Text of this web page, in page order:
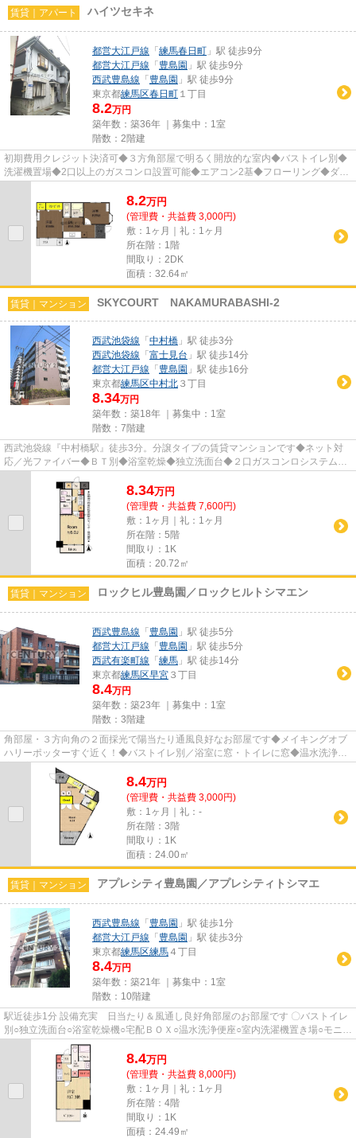
賃貸｜アパート ハイツセキネ
都営大江戸線 「 練馬春日町 」駅 徒歩9分
都営大江戸線 「 豊島園 」駅 徒歩9分
西武豊島線 「 豊島園 」駅 徒歩9分
東京都練馬区春日町 １丁目
8.2万円
築年数：築36年 ｜募集中： 1室
階数：2階建
初期費用クレジット決済可◆３方角部屋で明るく開放的な室内◆バストイレ別◆
洗濯機置場◆2口以上のガスコンロ設置可能◆エアコン2基◆フローリング◆ダブ
8.2万円
(管理費・共益費 3,000円)
敷：1ヶ月｜礼：1ヶ月
所在階：1階
間取り：2DK
面積：32.64㎡
賃貸｜マンション SKYCOURT NAKAMURABASHI-2
西武池袋線 「 中村橋 」駅 徒歩3分
西武池袋線 「 富士見台 」駅 徒歩14分
都営大江戸線 「 豊島園 」駅 徒歩16分
東京都練馬区中村北 ３丁目
8.34万円
築年数：築18年 ｜募集中： 1室
階数：7階建
西武池袋線『中村橋駅』徒歩3分。分譲タイプの賃貸マンションです◆ネット対
応／光ファイバー◆ＢＴ別◆浴室乾燥◆独立洗面台◆２口ガスコンロシステムキ
ッチン◆室内洗濯機置場◆オートロッ...
8.34万円
(管理費・共益費 7,600円)
敷：1ヶ月｜礼：1ヶ月
所在階：5階
間取り：1K
面積：20.72㎡
賃貸｜マンション ロックヒル豊島園／ロックヒルトシマエン
西武豊島線 「 豊島園 」駅 徒歩5分
都営大江戸線 「 豊島園 」駅 徒歩5分
西武有楽町線 「 練馬 」駅 徒歩14分
東京都練馬区早宮 ３丁目
8.4万円
築年数：築23年 ｜募集中： 1室
階数：3階建
角部屋・３方向角の２面採光で陽当たり通風良好なお部屋です◆メイキングオブ
ハリーポッターすぐ近く！◆バストイレ別／浴室に窓・トイレに窓◆温水洗浄便
座◆室内洗濯機置場◆ガスコンロ◆...
8.4万円
(管理費・共益費 3,000円)
敷：1ヶ月｜礼：-
所在階：3階
間取り：1K
面積：24.00㎡
賃貸｜マンション アプレシティ豊島園／アプレシティトシマエ
西武豊島線 「 豊島園 」駅 徒歩1分
都営大江戸線 「 豊島園 」駅 徒歩3分
東京都練馬区練馬 ４丁目
8.4万円
築年数：築21年 ｜募集中： 1室
階数：10階建
駅近徒歩1分 設備充実 日当たり＆風通し良好角部屋のお部屋です 〇バストイレ
別○独立洗面台○浴室乾燥機○宅配ＢＯＸ○温水洗浄便座○室内洗濯機置き場○モニタ
ー付オートロック＆インター...
8.4万円
(管理費・共益費 8,000円)
敷：1ヶ月｜礼：1ヶ月
所在階：4階
間取り：1K
面積：24.49㎡